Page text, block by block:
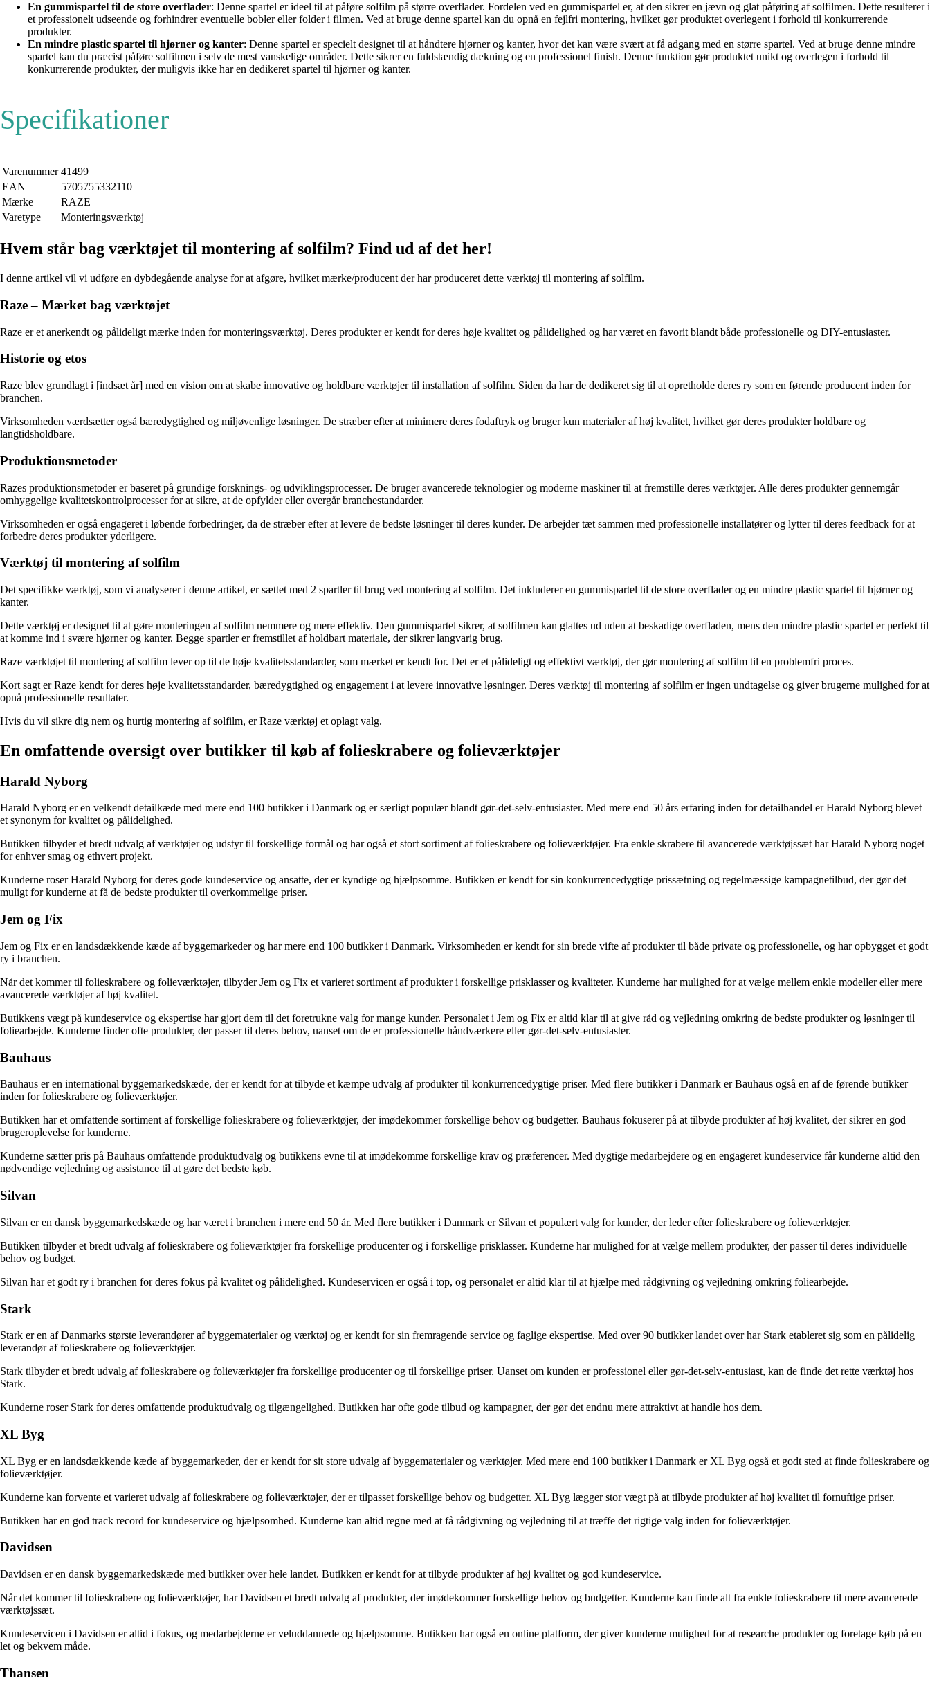
En gummispartel til de store overflader: Denne spartel er ideel til at påføre solfilm på større overflader. Fordelen ved en gummispartel er, at den sikrer en jævn og glat påføring af solfilmen. Dette resulterer i
et professionelt udseende og forhindrer eventuelle bobler eller folder i filmen. Ved at bruge denne spartel kan du opnå en fejlfri montering, hvilket gør produktet overlegent i forhold til konkurrerende
produkter.
En mindre plastic spartel til hjørner og kanter: Denne spartel er specielt designet til at håndtere hjørner og kanter, hvor det kan være svært at få adgang med en større spartel. Ved at bruge denne mindre
spartel kan du præcist påføre solfilmen i selv de mest vanskelige områder. Dette sikrer en fuldstændig dækning og en professionel finish. Denne funktion gør produktet unikt og overlegen i forhold til
konkurrerende produkter, der muligvis ikke har en dedikeret spartel til hjørner og kanter.
Specifikationer
Varenummer 41499
EAN
5705755332110
Mærke
RAZE
Varetype
Monteringsværktøj
Hvem står bag værktøjet til montering af solfilm? Find ud af det her!
I denne artikel vil vi udføre en dybdegående analyse for at afgøre, hvilket mærke/producent der har produceret dette værktøj til montering af solfilm.
Raze – Mærket bag værktøjet
Raze er et anerkendt og pålideligt mærke inden for monteringsværktøj. Deres produkter er kendt for deres høje kvalitet og pålidelighed og har været en favorit blandt både professionelle og DIY-entusiaster.
Historie og etos
Raze blev grundlagt i [indsæt år] med en vision om at skabe innovative og holdbare værktøjer til installation af solfilm. Siden da har de dedikeret sig til at opretholde deres ry som en førende producent inden for
branchen.
Virksomheden værdsætter også bæredygtighed og miljøvenlige løsninger. De stræber efter at minimere deres fodaftryk og bruger kun materialer af høj kvalitet, hvilket gør deres produkter holdbare og
langtidsholdbare.
Produktionsmetoder
Razes produktionsmetoder er baseret på grundige forsknings- og udviklingsprocesser. De bruger avancerede teknologier og moderne maskiner til at fremstille deres værktøjer. Alle deres produkter gennemgår
omhyggelige kvalitetskontrolprocesser for at sikre, at de opfylder eller overgår branchestandarder.
Virksomheden er også engageret i løbende forbedringer, da de stræber efter at levere de bedste løsninger til deres kunder. De arbejder tæt sammen med professionelle installatører og lytter til deres feedback for at
forbedre deres produkter yderligere.
Værktøj til montering af solfilm
Det specifikke værktøj, som vi analyserer i denne artikel, er sættet med 2 spartler til brug ved montering af solfilm. Det inkluderer en gummispartel til de store overflader og en mindre plastic spartel til hjørner og
kanter.
Dette værktøj er designet til at gøre monteringen af solfilm nemmere og mere effektiv. Den gummispartel sikrer, at solfilmen kan glattes ud uden at beskadige overfladen, mens den mindre plastic spartel er perfekt til
at komme ind i svære hjørner og kanter. Begge spartler er fremstillet af holdbart materiale, der sikrer langvarig brug.
Raze værktøjet til montering af solfilm lever op til de høje kvalitetsstandarder, som mærket er kendt for. Det er et pålideligt og effektivt værktøj, der gør montering af solfilm til en problemfri proces.
Kort sagt er Raze kendt for deres høje kvalitetsstandarder, bæredygtighed og engagement i at levere innovative løsninger. Deres værktøj til montering af solfilm er ingen undtagelse og giver brugerne mulighed for at
opnå professionelle resultater.
Hvis du vil sikre dig nem og hurtig montering af solfilm, er Raze værktøj et oplagt valg.
En omfattende oversigt over butikker til køb af folieskrabere og folieværktøjer
Harald Nyborg
Harald Nyborg er en velkendt detailkæde med mere end 100 butikker i Danmark og er særligt populær blandt gør-det-selv-entusiaster. Med mere end 50 års erfaring inden for detailhandel er Harald Nyborg blevet
et synonym for kvalitet og pålidelighed.
Butikken tilbyder et bredt udvalg af værktøjer og udstyr til forskellige formål og har også et stort sortiment af folieskrabere og folieværktøjer. Fra enkle skrabere til avancerede værktøjssæt har Harald Nyborg noget
for enhver smag og ethvert projekt.
Kunderne roser Harald Nyborg for deres gode kundeservice og ansatte, der er kyndige og hjælpsomme. Butikken er kendt for sin konkurrencedygtige prissætning og regelmæssige kampagnetilbud, der gør det
muligt for kunderne at få de bedste produkter til overkommelige priser.
Jem og Fix
Jem og Fix er en landsdækkende kæde af byggemarkeder og har mere end 100 butikker i Danmark. Virksomheden er kendt for sin brede vifte af produkter til både private og professionelle, og har opbygget et godt
ry i branchen.
Når det kommer til folieskrabere og folieværktøjer, tilbyder Jem og Fix et varieret sortiment af produkter i forskellige prisklasser og kvaliteter. Kunderne har mulighed for at vælge mellem enkle modeller eller mere
avancerede værktøjer af høj kvalitet.
Butikkens vægt på kundeservice og ekspertise har gjort dem til det foretrukne valg for mange kunder. Personalet i Jem og Fix er altid klar til at give råd og vejledning omkring de bedste produkter og løsninger til
foliearbejde. Kunderne finder ofte produkter, der passer til deres behov, uanset om de er professionelle håndværkere eller gør-det-selv-entusiaster.
Bauhaus
Bauhaus er en international byggemarkedskæde, der er kendt for at tilbyde et kæmpe udvalg af produkter til konkurrencedygtige priser. Med flere butikker i Danmark er Bauhaus også en af de førende butikker
inden for folieskrabere og folieværktøjer.
Butikken har et omfattende sortiment af forskellige folieskrabere og folieværktøjer, der imødekommer forskellige behov og budgetter. Bauhaus fokuserer på at tilbyde produkter af høj kvalitet, der sikrer en god
brugeroplevelse for kunderne.
Kunderne sætter pris på Bauhaus omfattende produktudvalg og butikkens evne til at imødekomme forskellige krav og præferencer. Med dygtige medarbejdere og en engageret kundeservice får kunderne altid den
nødvendige vejledning og assistance til at gøre det bedste køb.
Silvan
Silvan er en dansk byggemarkedskæde og har været i branchen i mere end 50 år. Med flere butikker i Danmark er Silvan et populært valg for kunder, der leder efter folieskrabere og folieværktøjer.
Butikken tilbyder et bredt udvalg af folieskrabere og folieværktøjer fra forskellige producenter og i forskellige prisklasser. Kunderne har mulighed for at vælge mellem produkter, der passer til deres individuelle
behov og budget.
Silvan har et godt ry i branchen for deres fokus på kvalitet og pålidelighed. Kundeservicen er også i top, og personalet er altid klar til at hjælpe med rådgivning og vejledning omkring foliearbejde.
Stark
Stark er en af Danmarks største leverandører af byggematerialer og værktøj og er kendt for sin fremragende service og faglige ekspertise. Med over 90 butikker landet over har Stark etableret sig som en pålidelig
leverandør af folieskrabere og folieværktøjer.
Stark tilbyder et bredt udvalg af folieskrabere og folieværktøjer fra forskellige producenter og til forskellige priser. Uanset om kunden er professionel eller gør-det-selv-entusiast, kan de finde det rette værktøj hos
Stark.
Kunderne roser Stark for deres omfattende produktudvalg og tilgængelighed. Butikken har ofte gode tilbud og kampagner, der gør det endnu mere attraktivt at handle hos dem.
XL Byg
XL Byg er en landsdækkende kæde af byggemarkeder, der er kendt for sit store udvalg af byggematerialer og værktøjer. Med mere end 100 butikker i Danmark er XL Byg også et godt sted at finde folieskrabere og
folieværktøjer.
Kunderne kan forvente et varieret udvalg af folieskrabere og folieværktøjer, der er tilpasset forskellige behov og budgetter. XL Byg lægger stor vægt på at tilbyde produkter af høj kvalitet til fornuftige priser.
Butikken har en god track record for kundeservice og hjælpsomhed. Kunderne kan altid regne med at få rådgivning og vejledning til at træffe det rigtige valg inden for folieværktøjer.
Davidsen
Davidsen er en dansk byggemarkedskæde med butikker over hele landet. Butikken er kendt for at tilbyde produkter af høj kvalitet og god kundeservice.
Når det kommer til folieskrabere og folieværktøjer, har Davidsen et bredt udvalg af produkter, der imødekommer forskellige behov og budgetter. Kunderne kan finde alt fra enkle folieskrabere til mere avancerede
værktøjssæt.
Kundeservicen i Davidsen er altid i fokus, og medarbejderne er veluddannede og hjælpsomme. Butikken har også en online platform, der giver kunderne mulighed for at researche produkter og foretage køb på en
let og bekvem måde.
Thansen